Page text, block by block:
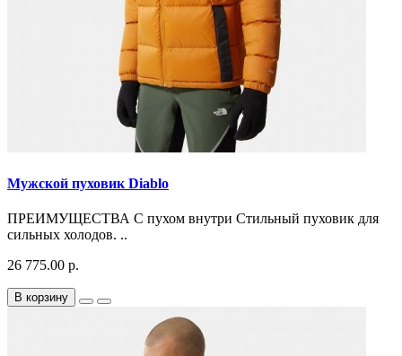
Мужской пуховик Diablo
ПРЕИМУЩЕСТВА С пухом внутри Стильный пуховик для
сильных холодов. ..
26 775.00 р.
В корзину